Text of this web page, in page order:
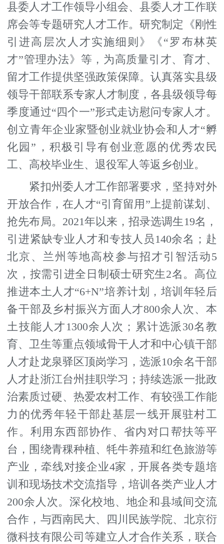
县委人才工作领导小组会、县委人才工作联
席会等专题研究人才工作。研究制定《刚性
引进高层次人才实施细则》《“罗布林英
才”管理办法》等，为高质量引才、育才、
留才工作提供坚强政策保障。认真落实县级
领导干部联系专家人才制度，各县级领导每
季度通过“四个一”形式走访慰问专家人才。
创立青年企业家暨创业就业协会和人才“孵
化园”，积极引导有创业意愿的优秀农民
工、高校毕业生、退役军人等返乡创业。
紧扣州委人才工作部署要求，坚持对外
开放合作，在人才“引育留用”上提前谋划、
抢先布局。2021年以来，招录选调生19名，
引进紧缺专业人才和专技人员140余名；赴
北京、兰州等地高校参与招才引智活动5
次，按需引进全日制硕士研究生2名。高位
推进本土人才“6+N”培养计划，培训年轻后
备干部及乡村振兴方面人才800余人次、本
土技能人才1300余人次；累计选派30名教
育、卫生等重点领域骨干人才和中心镇干部
人才赴龙泉驿区顶岗学习，选派10余名干部
人才赴浙江台州挂职学习；持续选派一批政
治素质过硬、热爱农村工作、有较强工作能
力的优秀年轻干部赴基层一线开展驻村工
作。利用东西部协作、省内对口帮扶等平
台，围绕青稞种植、牦牛养殖和红色旅游等
产业，牵线对接企业4家，开展各类专题培
训和现场技术交流指导，培训各类产业人才
200余人次。深化校地、地企和县域间交流
合作，与西南民大、四川民族学院、北京衍
微科技有限公司等建立人才合作关系，联合